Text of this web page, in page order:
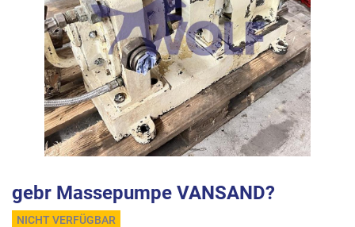
gebr Massepumpe VANSAND?
NICHT VERFÜGBAR